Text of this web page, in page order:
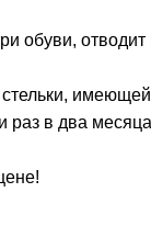
обуви, отводит
раз в два